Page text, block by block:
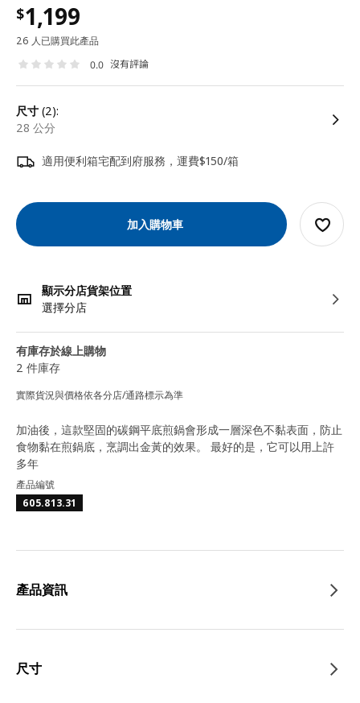
$1,199
26 人已購買此產品
0.0 沒有評論
尺寸 (2):
28 公分
適用便利箱宅配到府服務，運費$150/箱
加入購物車
顯示分店貨架位置
選擇分店
有庫存於線上購物
2 件庫存
實際貨況與價格依各分店/通路標示為準
加油後，這款堅固的碳鋼平底煎鍋會形成一層深色不黏表面，防止
食物黏在煎鍋底，烹調出金黃的效果。 最好的是，它可以用上許
多年
產品編號
605.813.31
產品資訊
尺寸